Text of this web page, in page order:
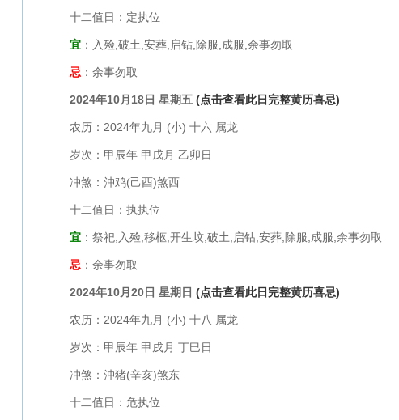
十二值日：定执位
宜 ：入殓,破土,安葬,启钻,除服,成服,余事勿取
忌 ：余事勿取
2024年10月18日 星期五 (点击查看此日完整黄历喜忌)
农历：2024年九月 (小) 十六 属龙
岁次：甲辰年 甲戌月 乙卯日
冲煞：沖鸡(己酉)煞西
十二值日：执执位
宜 ：祭祀,入殓,移柩,开生坟,破土,启钻,安葬,除服,成服,余事勿取
忌 ：余事勿取
2024年10月20日 星期日 (点击查看此日完整黄历喜忌)
农历：2024年九月 (小) 十八 属龙
岁次：甲辰年 甲戌月 丁巳日
冲煞：沖猪(辛亥)煞东
十二值日：危执位